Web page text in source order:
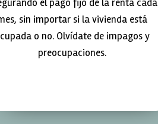
el pago fijo de la renta cada
sin importar si la vivienda está
o no. Olvídate de impagos y
preocupaciones.